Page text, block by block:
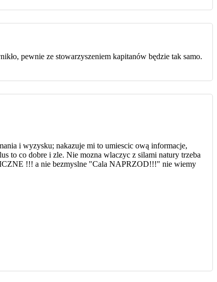
pewnie ze stowarzyszeniem kapitanów będzie tak samo.
i wyzysku; nakazuje mi to umiescic ową informacje,
to co dobre i zle. Nie mozna wlaczyc z silami natury trzeba
!!! a nie bezmyslne "Cala NAPRZOD!!!" nie wiemy